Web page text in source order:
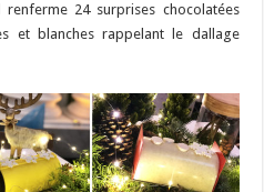
24 surprises chocolatées
et blanches rappelant le dallage